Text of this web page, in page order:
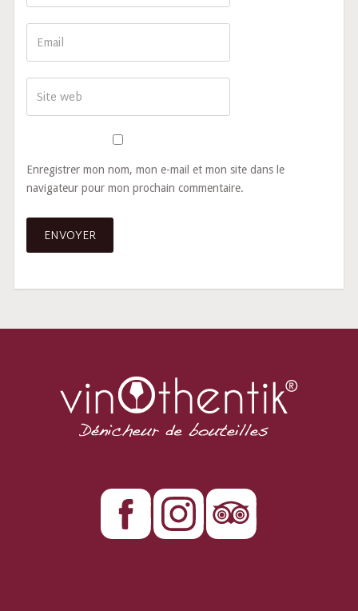
Enregistrer mon nom, mon e-mail et mon site dans le
navigateur pour mon prochain commentaire.